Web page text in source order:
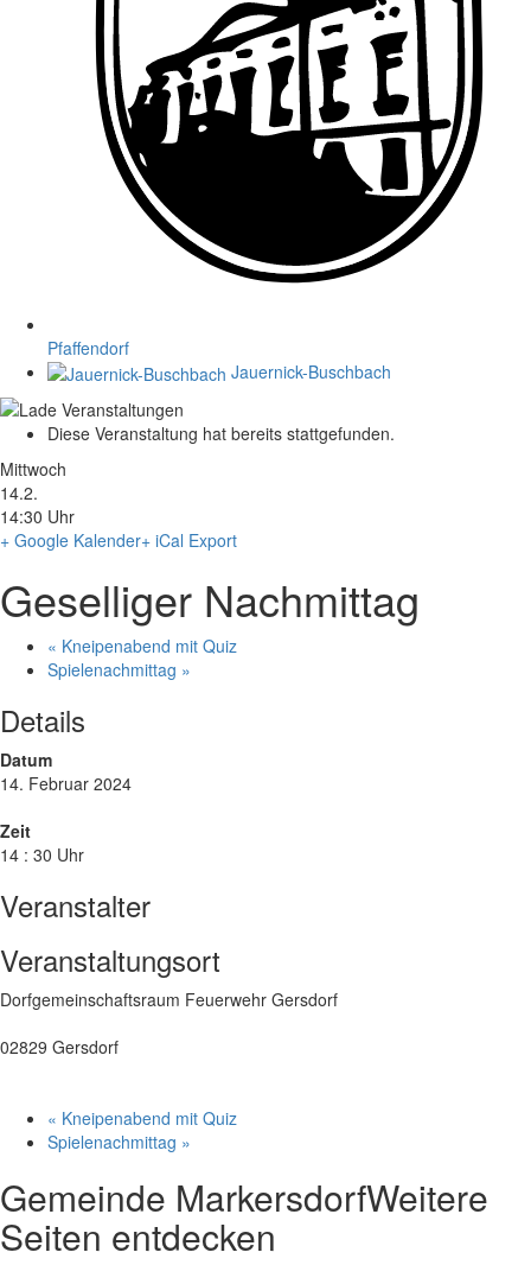
Pfaffendorf
Jauernick-Buschbach
Diese Veranstaltung hat bereits stattgefunden.
Mittwoch
14.2.
14:30 Uhr
+ Google Kalender+ iCal Export
Geselliger Nachmittag
« Kneipenabend mit Quiz
Spielenachmittag »
Details
Datum
14. Februar 2024
Zeit
14 : 30 Uhr
Veranstalter
Veranstaltungsort
Dorfgemeinschaftsraum Feuerwehr Gersdorf
02829 Gersdorf
« Kneipenabend mit Quiz
Spielenachmittag »
Gemeinde MarkersdorfWeitere
Seiten entdecken